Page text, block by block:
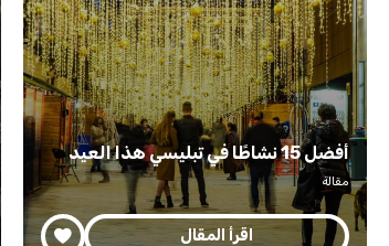
أفضل 15 نشاطًا في تبليسي هذا العيد
مقالة
اقرأ المقال